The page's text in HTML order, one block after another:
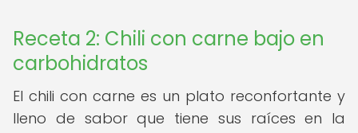
Receta 2: Chili con carne bajo en
carbohidratos
El chili con carne es un plato reconfortante y
lleno de sabor que tiene sus raíces en la